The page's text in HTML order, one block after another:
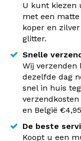
U kunt kiezen
met een
koper en
glitter.
Snelle
Wij verzenden
dezelfde dag
snel in huis
en België
De beste
Koopt u een